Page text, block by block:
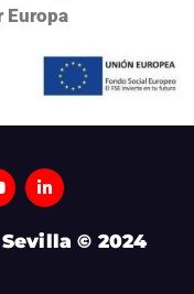
Europa
© 2024